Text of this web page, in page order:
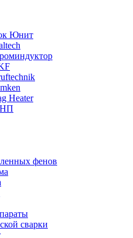
Юнит
Heater
фенов
сварки